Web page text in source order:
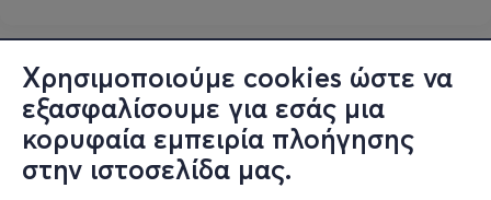
Χρησιμοποιούμε cookies ώστε να
εξασφαλίσουμε για εσάς μια
κορυφαία εμπειρία πλοήγησης
στην ιστοσελίδα μας.